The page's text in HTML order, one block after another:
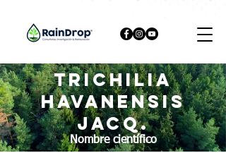
Trichilia
havanensis
Jacq.
Nombre científico